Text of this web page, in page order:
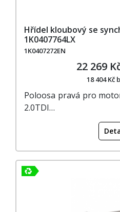
Hřídel kloubový se
1K0407764LX
1K0407272EN
22 269
18 404 Kč
Poloosa pravá pro
2.0TDI…